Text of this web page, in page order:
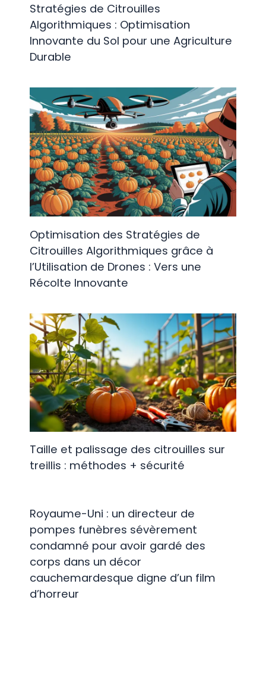
Stratégies de Citrouilles
Algorithmiques : Optimisation
Innovante du Sol pour une Agriculture
Durable
Optimisation des Stratégies de
Citrouilles Algorithmiques grâce à
l’Utilisation de Drones : Vers une
Récolte Innovante
Taille et palissage des citrouilles sur
treillis : méthodes + sécurité
Royaume-Uni : un directeur de
pompes funèbres sévèrement
condamné pour avoir gardé des
corps dans un décor
cauchemardesque digne d’un film
d’horreur